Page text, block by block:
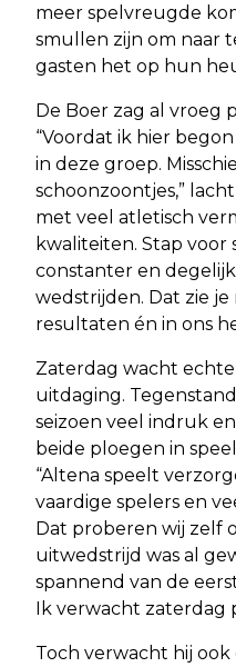
meer spelvreugde
smullen zijn om naar
gasten het op hun
De Boer zag al vroeg
“Voordat ik hier
in deze groep.
schoonzoontjes,”
met veel atletisch
kwaliteiten. Stap voor
constanter en
wedstrijden. Dat zie
resultaten én in ons
Zaterdag wacht
uitdaging.
seizoen veel indruk
beide ploegen in
“Altena speelt
vaardige spelers en
Dat proberen wij zelf
uitwedstrijd was al
spannend van de
Ik verwacht zaterdag
Toch verwacht hij ook